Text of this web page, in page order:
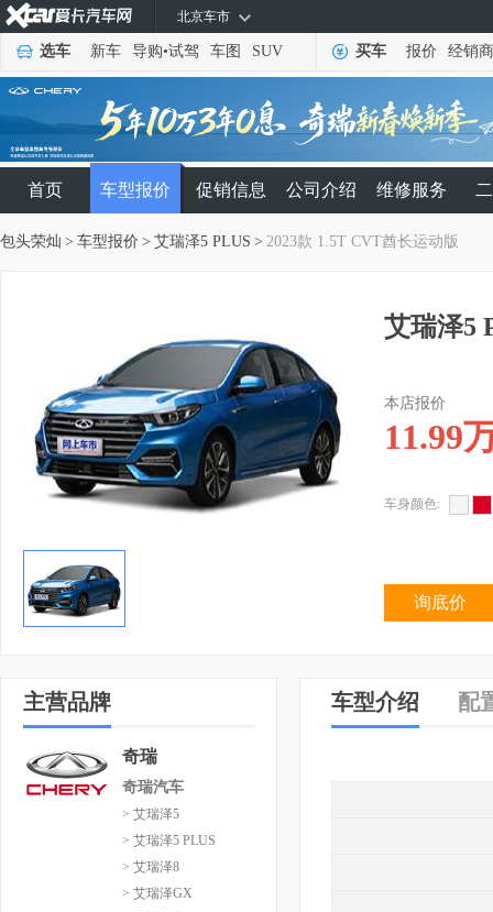
北京车市
选车 新车 导购•试驾 车图 SUV 买车 报价 经销商
首页 车型报价 促销信息 公司介绍 维修服务
包头荣灿 > 车型报价 > 艾瑞泽5 PLUS > 2023款 1.5T CVT酋长运动版
艾瑞泽5
本店报价
11.99
车身颜色:
询底价
主营品牌
奇瑞
奇瑞汽车
> 艾瑞泽5
> 艾瑞泽5 PLUS
> 艾瑞泽8
> 艾瑞泽GX
车型介绍 配